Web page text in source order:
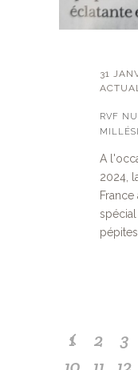
31
RVF
A
2024,
1 2 3